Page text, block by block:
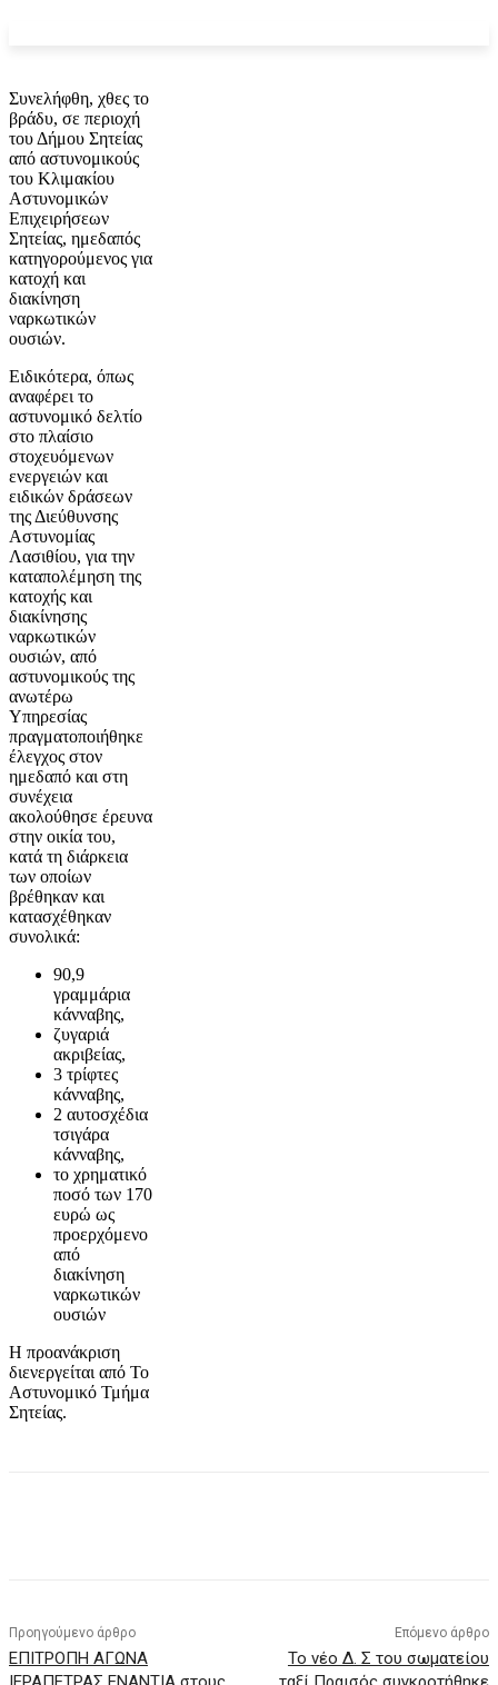
Συνελήφθη, χθες το
βράδυ, σε περιοχή
του Δήμου Σητείας
από αστυνομικούς
του Κλιμακίου
Αστυνομικών
Επιχειρήσεων
Σητείας, ημεδαπός
κατηγορούμενος για
κατοχή και
διακίνηση
ναρκωτικών
ουσιών.
Ειδικότερα, όπως
αναφέρει το
αστυνομικό δελτίο
στο πλαίσιο
στοχευόμενων
ενεργειών και
ειδικών δράσεων
της Διεύθυνσης
Αστυνομίας
Λασιθίου, για την
καταπολέμηση της
κατοχής και
διακίνησης
ναρκωτικών
ουσιών, από
αστυνομικούς της
ανωτέρω
Υπηρεσίας
πραγματοποιήθηκε
έλεγχος στον
ημεδαπό και στη
συνέχεια
ακολούθησε έρευνα
στην οικία του,
κατά τη διάρκεια
των οποίων
βρέθηκαν και
κατασχέθηκαν
συνολικά:
90,9
γραμμάρια
κάνναβης,
ζυγαριά
ακριβείας,
3 τρίφτες
κάνναβης,
2 αυτοσχέδια
τσιγάρα
κάνναβης,
το χρηματικό
ποσό των 170
ευρώ ως
προερχόμενο
από
διακίνηση
ναρκωτικών
ουσιών
Η προανάκριση
διενεργείται από Το
Αστυνομικό Τμήμα
Σητείας.
Προηγούμενο άρθρο
ΕΠΙΤΡΟΠΗ ΑΓΩΝΑ
Επόμενο άρθρο
Το νέο Δ. Σ του σωματείου